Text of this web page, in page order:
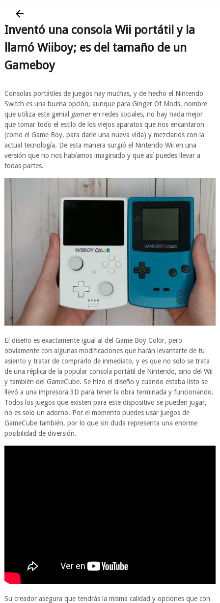
Inventó una consola Wii portátil y la
llamó Wiiboy; es del tamaño de un
Gameboy
Consolas portátiles de juegos hay muchas, y de hecho el Nintendo
Switch es una buena opción, aunque para Ginger Of Mods, nombre
que utiliza este genial gameren redes sociales, no hay nada mejor
que tomar todo el estilo de los viejos aparatos que nos encantaron
(como el Game Boy, para darle una nueva vida) y mezclarlos con la
actual tecnología. De esta manera surgió el Nintendo Wii en una
versión que no nos habíamos imaginado y que así puedes llevar a
todas partes.
El diseño es exactamente igual al del Game Boy Color, pero
obviamente con algunas modificaciones que harán levantarte de tu
asiento y tratar de comprarlo de inmediato, y es que no solo se trata
de una réplica de la popular consola portátil de Nintendo, sino del Wii
y también del GameCube. Se hizo el diseño y cuando estaba listo se
llevó a una impresora 3D para tener la obra terminada y funcionando.
Todos los juegos que existen para este dispositivo se pueden jugar,
no es solo un adorno. Por el momento puedes usar juegos de
GameCube también, por lo que sin duda representa una enorme
posibilidad de diversión.
Su creador asegura que tendrás la misma calidad y opciones que con